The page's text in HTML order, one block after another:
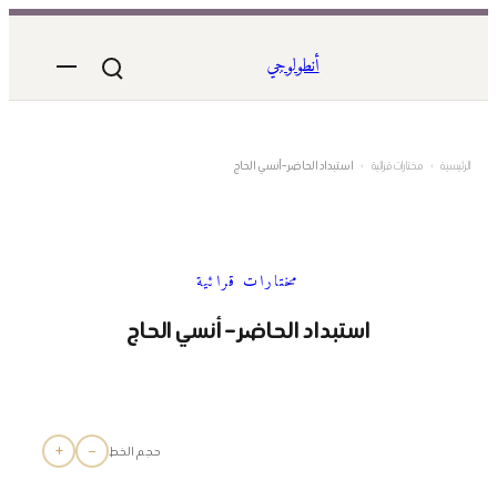
المحتوى
أنطولوجي
الرئيسية › مختارات قرائية › استبداد الحاضر – أنسي الحاج
مختارات قرائية
استبداد الحاضر – أنسي الحاج
حجم الخط −
+